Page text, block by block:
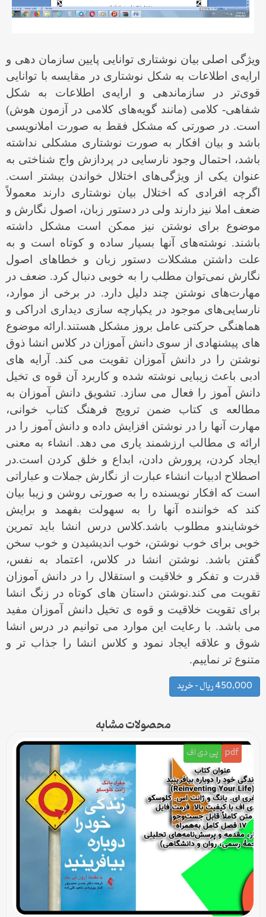
ویژگی اصلی بیان نوشتاری توانایی پایین سازمان دهی و
ارایه‌ی اطلاعات به شكل نوشتاری در مقایسه با توانایی
قوی‌تر در سازماندهی و ارایه‌ی اطلاعات به شكل
شفاهی- كلامی (مانند گویه‌های كلامی در آزمون هوش)
است. در صورتی كه مشكل فقط به صورت املانویسی
باشد و بیان افكار به صورت نوشتاری مشكلی نداشته
باشد، احتمال وجود نارسایی در پردازش واج شناختی به
عنوان یكی از ویژگی‌های اختلال خواندن بیشتر است.
اگرچه افرادی كه اختلال بیان نوشتاری دارند معمولاً
ضعف املا نیز دارند ولی در دستور زبان، اصول نگارش و
موضوع برای نوشتن نیز ممكن است مشكل داشته
باشند. نوشته‌های آنها بسیار ساده و كوتاه است و به
علت داشتن مشكلات دستور زبان و خطاهای اصول
نگارش نمی‌توان مطلب را به خوبی دنبال كرد. ضعف در
مهارت‌های نوشتن چند دلیل دارد. در برخی از موارد،
نارسایی‌های موجود در یكپارچه سازی دیداری ادراكی و
هماهنگی حركتی عامل بروز مشكل هستند.ارائه موضوع
های پیشنهادی از سوی دانش آموزان در کلاس انشا ذوق
نوشتن را در دانش آموزان تقویت می کند. آرایه های
ادبی باعث زیبایی نوشته شده و کاربرد آن قوه ی تخیل
دانش آموز را فعال می سازد. تشویق دانش آموزان به
مطالعه ی کتاب ضمن ترویج فرهنگ کتاب خوانی،
مهارت آنها را در نوشتن افزایش داده و دانش آموز را در
ارائه ی مطالب ارزشمند یاری می دهد. انشاء به معنی
ایجاد کردن، پرورش دادن، ابداع و خلق کردن است.در
اصطلاح ادبیات انشاء عبارت از نگارش جملات و عباراتی
است که افکار نویسنده را به صورتی روشن و زیبا بیان
کند که خواننده آنها را به سهولت بفهمد و برایش
خوشایندو مطلوب باشد.کلاس درس انشا باید تمرین
خوبی برای خوب نوشتن، خوب اندیشیدن و خوب سخن
گفتن باشد. نوشتن انشا در کلاس، اعتماد به نفس،
قدرت و تفکر و خلاقیت و استقلال را در دانش آموزان
تقویت می کند.نوشتن داستان های کوتاه در زنگ انشا
برای تقویت خلاقیت و قوه ی تخیل دانش آموزان مفید
می باشد. با رعایت این موارد می توانیم در درس انشا
شوق و علاقه ایجاد نمود و کلاس انشا را جذاب تر و
متنوع تر نماییم.
450,000 ریال – خرید
محصولات مشابه
pdf پی دی اف